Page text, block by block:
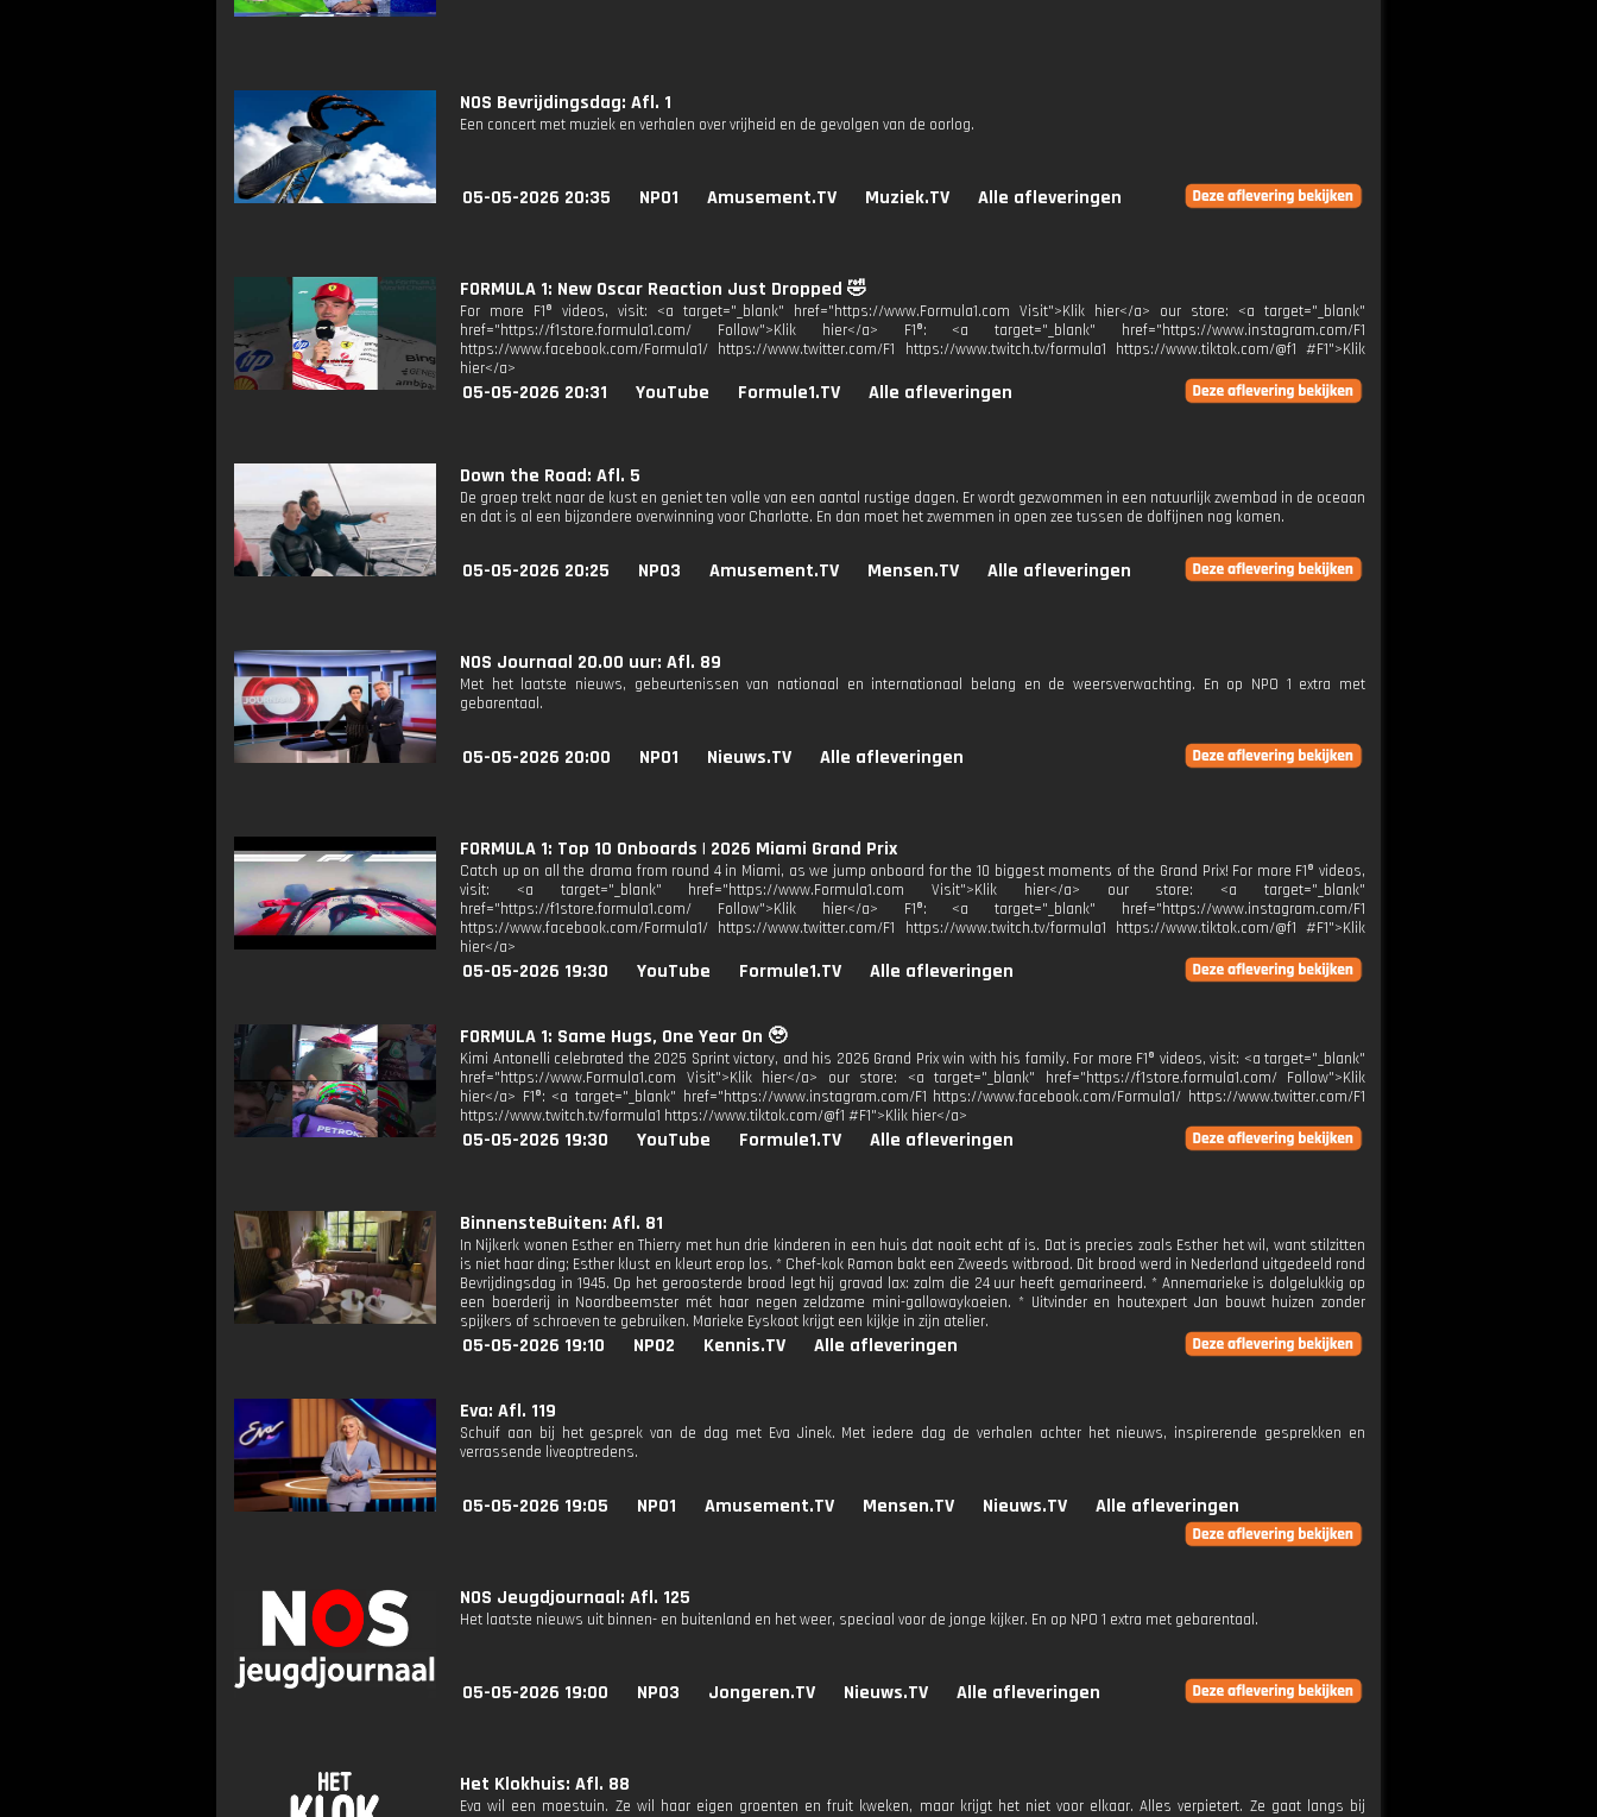
NOS Bevrijdingsdag: Afl. 1
Een concert met muziek en verhalen over vrijheid en de gevolgen van de oorlog.
05-05-2026 20:35 NPO1 Amusement.TV Muziek.TV Alle afleveringen
FORMULA 1: New Oscar Reaction Just Dropped 🤣
For more F1® videos, visit: <a target="_blank" href="https://www.Formula1.com Visit">Klik hier</a> our store: <a target="_blank"
href="https://f1store.formula1.com/ Follow">Klik hier</a> F1®: <a target="_blank" href="https://www.instagram.com/F1
https://www.facebook.com/Formula1/ https://www.twitter.com/F1 https://www.twitch.tv/formula1 https://www.tiktok.com/@f1 #F1">Klik
hier</a>
05-05-2026 20:31 YouTube Formule1.TV Alle afleveringen
Down the Road: Afl. 5
De groep trekt naar de kust en geniet ten volle van een aantal rustige dagen. Er wordt gezwommen in een natuurlijk zwembad in de oceaan
en dat is al een bijzondere overwinning voor Charlotte. En dan moet het zwemmen in open zee tussen de dolfijnen nog komen.
05-05-2026 20:25 NPO3 Amusement.TV Mensen.TV Alle afleveringen
NOS Journaal 20.00 uur: Afl. 89
Met het laatste nieuws, gebeurtenissen van nationaal en internationaal belang en de weersverwachting. En op NPO 1 extra met
gebarentaal.
05-05-2026 20:00 NPO1 Nieuws.TV Alle afleveringen
FORMULA 1: Top 10 Onboards | 2026 Miami Grand Prix
Catch up on all the drama from round 4 in Miami, as we jump onboard for the 10 biggest moments of the Grand Prix! For more F1® videos,
visit: <a target="_blank" href="https://www.Formula1.com Visit">Klik hier</a> our store: <a target="_blank"
href="https://f1store.formula1.com/ Follow">Klik hier</a> F1®: <a target="_blank" href="https://www.instagram.com/F1
https://www.facebook.com/Formula1/ https://www.twitter.com/F1 https://www.twitch.tv/formula1 https://www.tiktok.com/@f1 #F1">Klik
hier</a>
05-05-2026 19:30 YouTube Formule1.TV Alle afleveringen
FORMULA 1: Same Hugs, One Year On 🥹
Kimi Antonelli celebrated the 2025 Sprint victory, and his 2026 Grand Prix win with his family. For more F1® videos, visit: <a target="_blank"
href="https://www.Formula1.com Visit">Klik hier</a> our store: <a target="_blank" href="https://f1store.formula1.com/ Follow">Klik
hier</a> F1®: <a target="_blank" href="https://www.instagram.com/F1 https://www.facebook.com/Formula1/ https://www.twitter.com/F1
https://www.twitch.tv/formula1 https://www.tiktok.com/@f1 #F1">Klik hier</a>
05-05-2026 19:30 YouTube Formule1.TV Alle afleveringen
BinnensteBuiten: Afl. 81
In Nijkerk wonen Esther en Thierry met hun drie kinderen in een huis dat nooit echt af is. Dat is precies zoals Esther het wil, want stilzitten
is niet haar ding; Esther klust en kleurt erop los. * Chef-kok Ramon bakt een Zweeds witbrood. Dit brood werd in Nederland uitgedeeld rond
Bevrijdingsdag in 1945. Op het geroosterde brood legt hij gravad lax: zalm die 24 uur heeft gemarineerd. * Annemarieke is dolgelukkig op
een boerderij in Noordbeemster mét haar negen zeldzame mini-gallowaykoeien. * Uitvinder en houtexpert Jan bouwt huizen zonder
spijkers of schroeven te gebruiken. Marieke Eyskoot krijgt een kijkje in zijn atelier.
05-05-2026 19:10 NPO2 Kennis.TV Alle afleveringen
Eva: Afl. 119
Schuif aan bij het gesprek van de dag met Eva Jinek. Met iedere dag de verhalen achter het nieuws, inspirerende gesprekken en
verrassende liveoptredens.
05-05-2026 19:05 NPO1 Amusement.TV Mensen.TV Nieuws.TV Alle afleveringen
NOS Jeugdjournaal: Afl. 125
Het laatste nieuws uit binnen- en buitenland en het weer, speciaal voor de jonge kijker. En op NPO 1 extra met gebarentaal.
05-05-2026 19:00 NPO3 Jongeren.TV Nieuws.TV Alle afleveringen
Het Klokhuis: Afl. 88
Eva wil een moestuin. Ze wil haar eigen groenten en fruit kweken, maar krijgt het niet voor elkaar. Alles verpietert. Ze gaat langs bij